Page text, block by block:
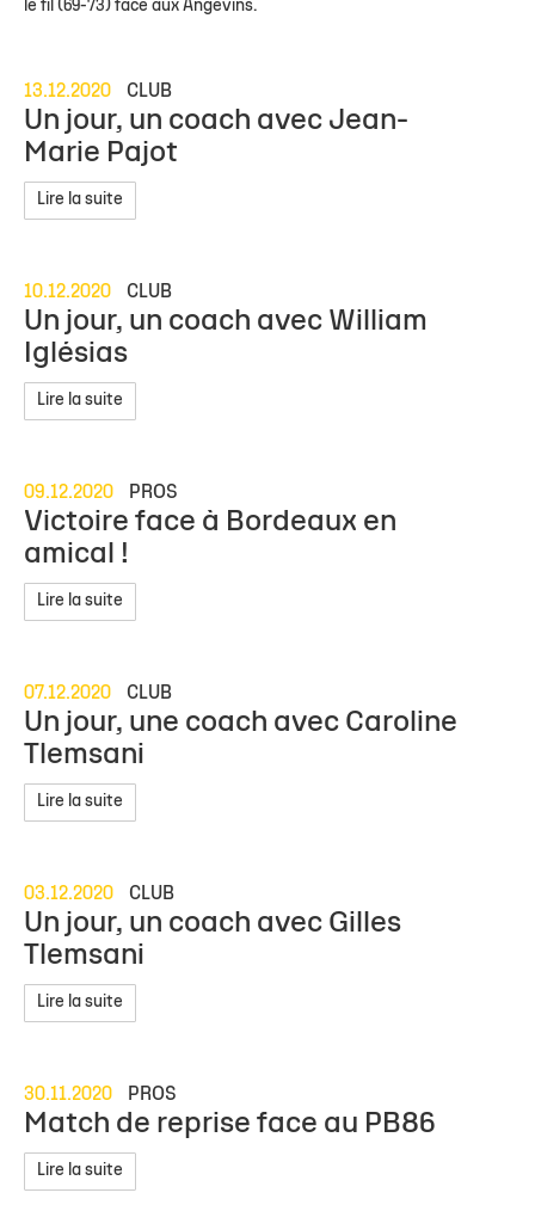
le fil (69-73) face aux Angevins.
13.12.2020 CLUB
Un jour, un coach avec Jean-
Marie Pajot
Lire la suite
10.12.2020 CLUB
Un jour, un coach avec William
Iglésias
Lire la suite
09.12.2020 PROS
Victoire face à Bordeaux en
amical !
Lire la suite
07.12.2020 CLUB
Un jour, une coach avec Caroline
Tlemsani
Lire la suite
03.12.2020 CLUB
Un jour, un coach avec Gilles
Tlemsani
Lire la suite
30.11.2020 PROS
Match de reprise face au PB86
Lire la suite